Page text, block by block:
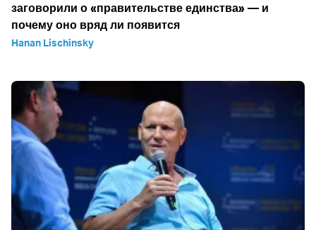
заговорили о «правительстве единства» — и
почему оно вряд ли появится
Hanan Lischinsky